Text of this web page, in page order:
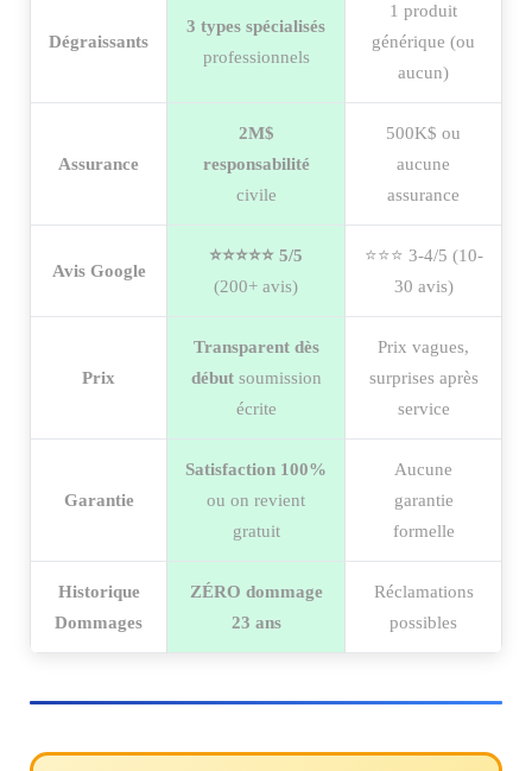
Dégraissants
3 types spécialisés
professionnels
1 produit
générique (ou
aucun)
Assurance
2M$
responsabilité
civile
500K$ ou
aucune
assurance
Avis Google
⭐⭐⭐⭐⭐ 5/5
(200+ avis)
⭐⭐⭐ 3-4/5 (10-
30 avis)
Prix
Transparent dès
débutsoumission
écrite
Prix vagues,
surprises après
service
Garantie
Satisfaction 100%
ou on revient
gratuit
Aucune
garantie
formelle
Historique
Dommages
ZÉRO dommage
23 ans
Réclamations
possibles